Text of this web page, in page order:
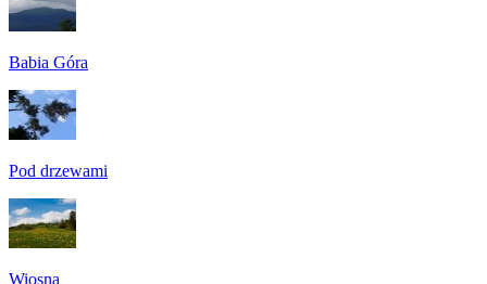
Babia Góra
Pod drzewami
Wiosna